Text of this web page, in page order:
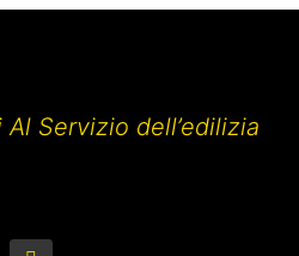
Servizio dell’edilizia